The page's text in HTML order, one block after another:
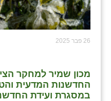
26 פבר 2025
מכון שמיר למחקר
החדשנות המדעית
במסגרת ועידת